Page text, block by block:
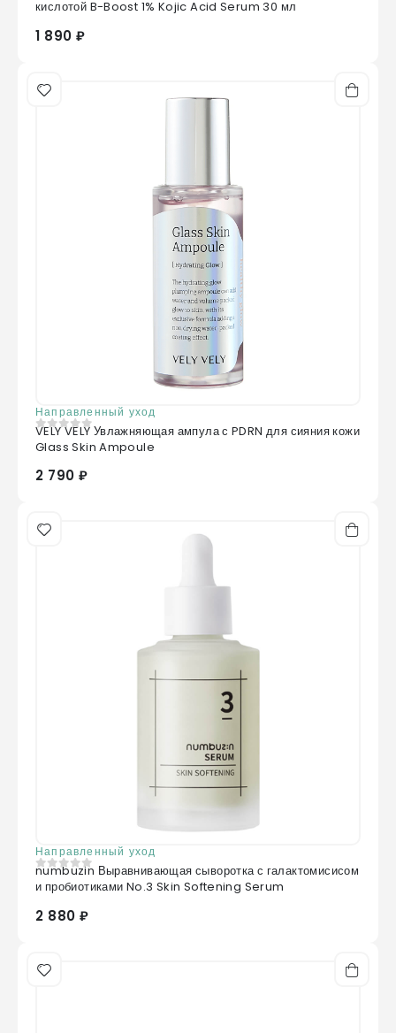
кислотой B-Boost 1% Kojic Acid Serum 30 мл
1 890 ₽
Направленный уход
0 из 5
VELY VELY Увлажняющая ампула с PDRN для сияния кожи
Glass Skin Ampoule
2 790 ₽
Направленный уход
0из 5
numbuzin Выравнивающая сыворотка с галактомисисом
и пробиотиками No.3 Skin Softening Serum
2 880 ₽